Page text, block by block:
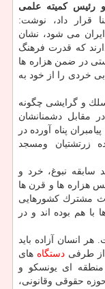
رئیس كمیته علمی
قرار داد، نوشت:
می شود، نشان
كه قدرت فرهنگ
در ضمن هزاره ها
خردی را از خود به
و گرایشی چگونه
مقابل دشمنانشان
پناه آورده در
زرتشتیان ومسجد
سابقه نبوغ، خرد و
هزاره ها و قرن ها
مشترك كشورهایی
هم بوده اند و در
انسان آزاده باید
از طرفی دستگاه های
ای یونسكو و
حقوقی وقانونی،